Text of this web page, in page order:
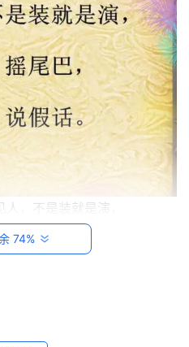
，不是装就是演，
74%